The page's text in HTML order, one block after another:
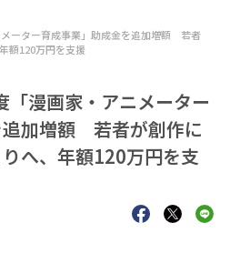
メーター育成事業」助成金を追加増額 若者
額120万円を支援
漫画家・アニメーター
加増額 若者が創作に
へ、年額120万円を支